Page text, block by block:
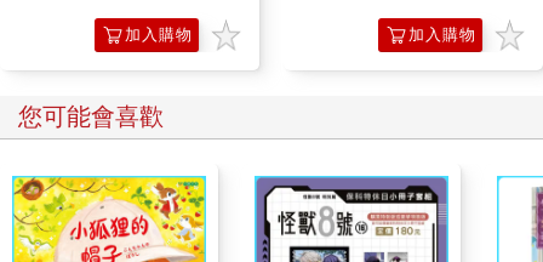
加入購物
加入購物
您可能會喜歡